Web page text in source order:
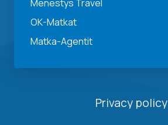
Menestys Travel
OK-Matkat
Matka-Agentit
Privacy policy